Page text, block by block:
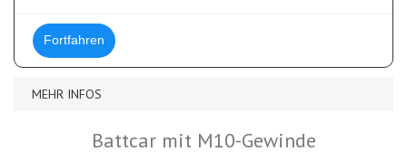
Fortfahren
MEHR INFOS
Battcar mit M10-Gewinde